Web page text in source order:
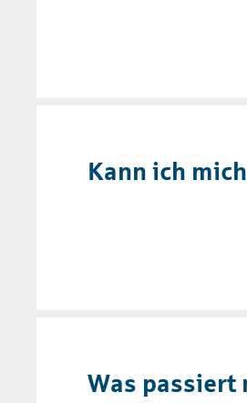
Kann ich
Was passiert